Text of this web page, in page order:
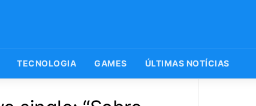
TECNOLOGIA GAMES ÚLTIMAS NOTÍCIAS